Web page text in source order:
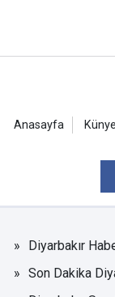
Anasayfa Künye
Diyarbakır
Son Dakika